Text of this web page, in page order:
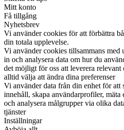
Mitt konto
Få tillgång
Nyhetsbrev
Vi använder cookies för att förbättra
din totala upplevelse.
Vi använder cookies tillsammans med
in och analysera data om hur du
det möjligt för oss att leverera
alltid välja att ändra dina preferenser
Vi använder data från din enhet för att
innehåll, skapa användarprofiler,
och analysera målgrupper via olika
tjänster
Inställningar